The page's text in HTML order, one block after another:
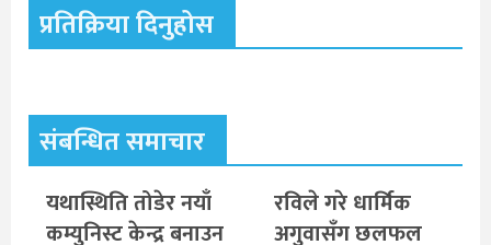
प्रतिक्रिया दिनुहोस
संबन्धित समाचार
यथास्थिति तोडेर नयाँ
कम्युनिस्ट केन्द्र बनाउन
रविले गरे धार्मिक
अगुवासँग छलफल